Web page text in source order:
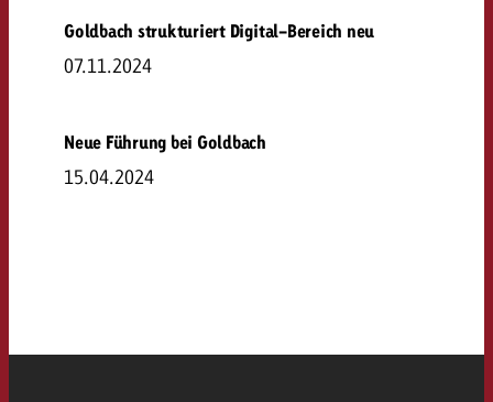
Goldbach strukturiert Digital-Bereich neu
07.11.2024
Neue Führung bei Goldbach
15.04.2024